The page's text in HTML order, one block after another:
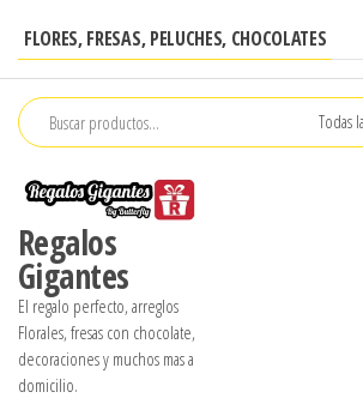
contenido
FLORES, FRESAS, PELUCHES, CHOCOLATES
Regalos
Gigantes
El regalo perfecto, arreglos
Florales, fresas con chocolate,
decoraciones y muchos mas a
domicilio.